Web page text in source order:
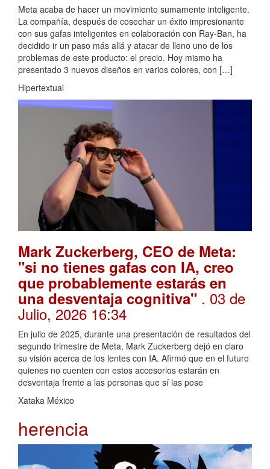
Meta acaba de hacer un movimiento sumamente inteligente.
La compañía, después de cosechar un éxito impresionante
con sus gafas inteligentes en colaboración con Ray-Ban, ha
decidido ir un paso más allá y atacar de lleno uno de los
problemas de este producto: el precio. Hoy mismo ha
presentado 3 nuevos diseños en varios colores, con […]
Hipertextual
Mark Zuckerberg, CEO de Meta:
"si no tienes gafas con IA, creo
que probablemente estarás en
una desventaja cognitiva" . 03 de
Julio, 2026 16:34
En julio de 2025, durante una presentación de resultados del
segundo trimestre de Meta, Mark Zuckerberg dejó en claro
su visión acerca de los lentes con IA. Afirmó que en el futuro
quienes no cuenten con estos accesorios estarán en
desventaja frente a las personas que sí las pose
Xataka México
herencia